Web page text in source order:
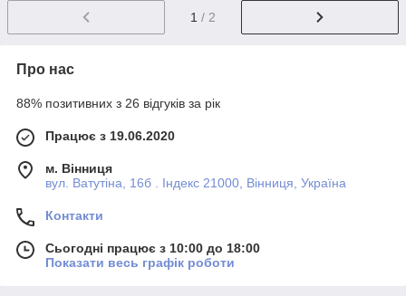
1 / 2
Про нас
88% позитивних з 26 відгуків за рік
Працює з 19.06.2020
м. Вінниця
вул. Ватутіна, 16б . Індекс 21000, Вінниця, Україна
Контакти
Сьогодні працює з 10:00 до 18:00
Показати весь графік роботи